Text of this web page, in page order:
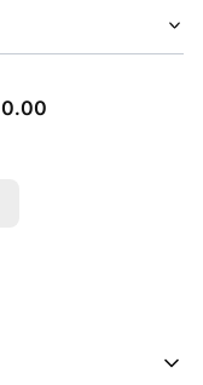
0.00